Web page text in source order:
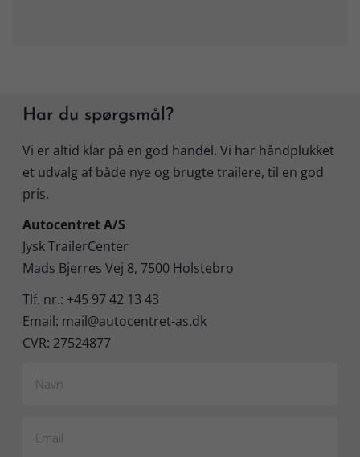
Har du spørgsmål?
Vi er altid klar på en god handel. Vi har håndplukket
et udvalg af både nye og brugte trailere, til en god
pris.
Autocentret A/S
Jysk TrailerCenter
Mads Bjerres Vej 8, 7500 Holstebro
Tlf. nr.: +45 97 42 13 43
Email: mail@autocentret-as.dk
CVR: 27524877